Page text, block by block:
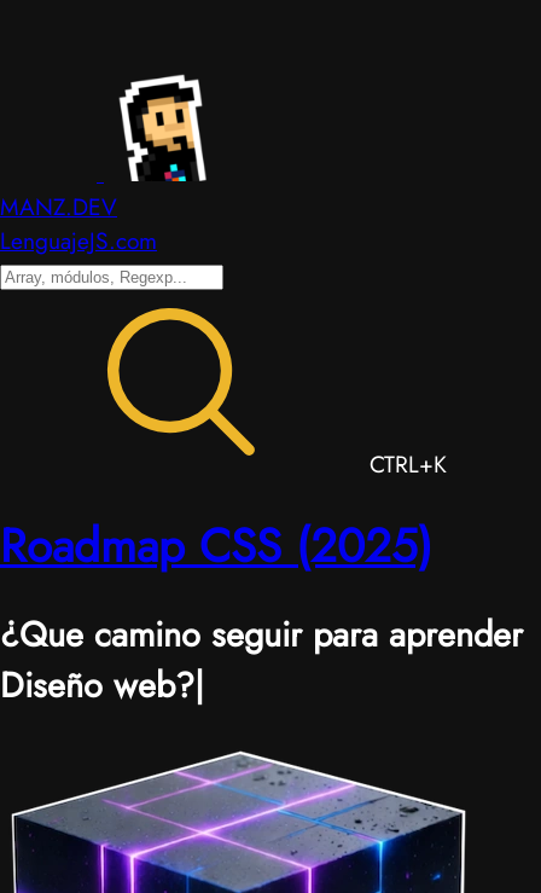
MANZ.DEV
LenguajeJS.com
CTRL+K
Roadmap CSS (2025)
¿Que camino seguir para aprender
Diseño web?|